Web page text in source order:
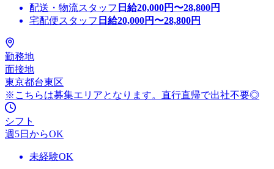
配送・物流スタッフ 日給20,000円〜28,800円
宅配便スタッフ 日給20,000円〜28,800円
勤務地
面接地
東京都台東区
※こちらは募集エリアとなります。直行直帰で出社不要◎
シフト
週5日からOK
未経験OK